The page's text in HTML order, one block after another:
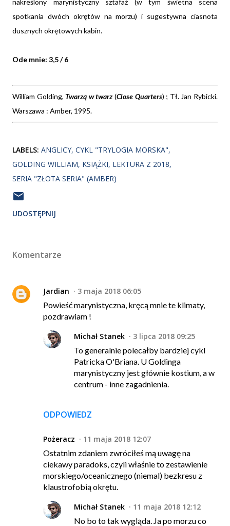
spotkania dwóch okrętów na morzu) i sugestywna ciasnota
dusznych okrętowych kabin.
Ode mnie: 3,5 / 6
William Golding,Twarzą w twarz(Close Quarters) ; Tł. Jan Rybicki.
Warszawa : Amber, 1995.
LABELS: ANGLICY CYKL "TRYLOGIA MORSKA"
GOLDING WILLIAM KSIĄŻKI LEKTURA Z 2018
SERIA "ZŁOTA SERIA" (AMBER)
UDOSTĘPNIJ
Komentarze
Jardian
3 maja 2018 06:05
Powieść marynistyczna, kręcą mnie te klimaty,
pozdrawiam !
ODPOWIEDZ
Michał Stanek
3 lipca 2018 09:25
To generalnie polecałby bardziej cykl
Patricka O'Briana. U Goldinga
marynistyczny jest głównie kostium, a w
centrum - inne zagadnienia.
Pożeracz
11 maja 2018 12:07
Ostatnim zdaniem zwróciłeś mą uwagę na
ciekawy paradoks, czyli właśnie to zestawienie
morskiego/oceanicznego (niemal) bezkresu z
klaustrofobią okrętu.
Michał Stanek
11 maja 2018 12:12
No bo to tak wygląda. Ja po morzu co